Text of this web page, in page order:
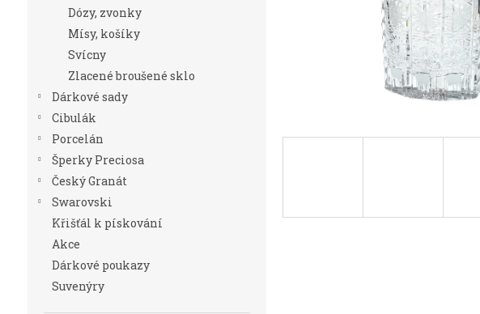
Dózy, zvonky
Mísy, košíky
Svícny
Zlacené broušené sklo
Dárkové sady
Cibulák
Porcelán
Šperky Preciosa
Český Granát
Swarovski
Křišťál k pískování
Akce
Dárkové poukazy
Suvenýry